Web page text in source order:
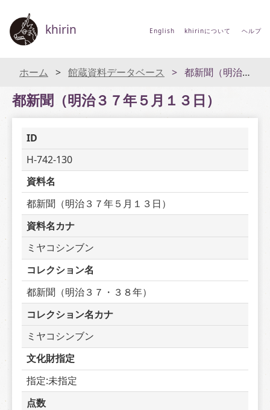
khirin English khirinについて ヘルプ
ホーム 館蔵資料データベース 都新聞（明治３７年５月１３日）
都新聞（明治３７年５月１３日）
ID
H-742-130
資料名
都新聞（明治３７年５月１３日）
資料名カナ
ミヤコシンブン
コレクション名
都新聞（明治３７・３８年）
コレクション名カナ
ミヤコシンブン
文化財指定
指定:未指定
点数